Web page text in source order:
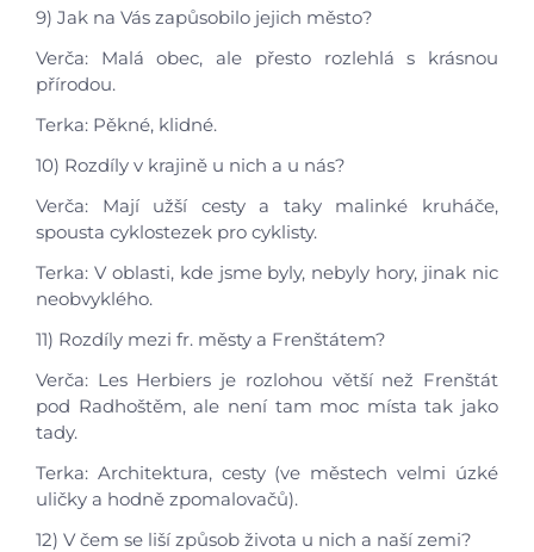
9) Jak na Vás zapůsobilo jejich město?
Verča: Malá obec, ale přesto rozlehlá s krásnou
přírodou.
Terka: Pěkné, klidné.
10) Rozdíly v krajině u nich a u nás?
Verča: Mají užší cesty a taky malinké kruháče,
spousta cyklostezek pro cyklisty.
Terka: V oblasti, kde jsme byly, nebyly hory, jinak nic
neobvyklého.
11) Rozdíly mezi fr. městy a Frenštátem?
Verča: Les Herbiers je rozlohou větší než Frenštát
pod Radhoštěm, ale není tam moc místa tak jako
tady.
Terka: Architektura, cesty (ve městech velmi úzké
uličky a hodně zpomalovačů).
12) V čem se liší způsob života u nich a naší zemi?